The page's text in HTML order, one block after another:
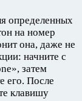
определенных
на номер
она, даже не
начните с
затем
его. После
клавишу